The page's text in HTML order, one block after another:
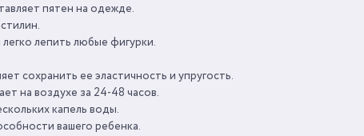
пятен на одежде.
лепить любые фигурки.
сохранить ее эластичность и упругость.
на воздухе за 24-48 часов.
капель воды.
вашего ребенка.
КУХНЯ
3+
ВРЕМЯ ИГРЫ ОТ